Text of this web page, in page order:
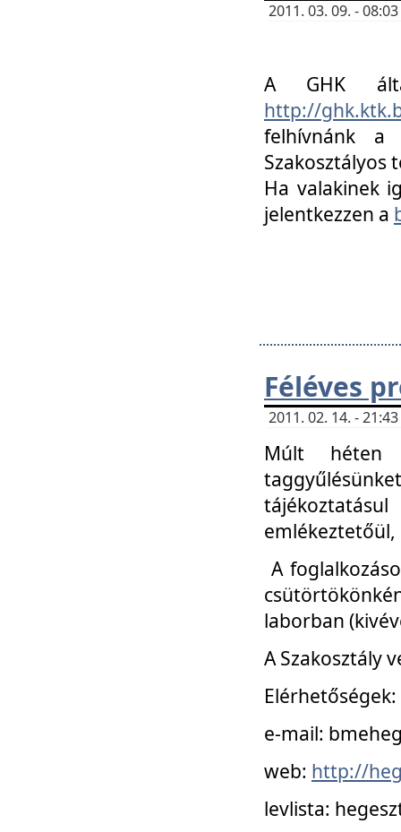
2011. 03. 09. -
A GHK
http://
felhívnánk a
Szakosztályos
Ha valakinek
jelentkezzen a
Féléves
2011. 02. 14. -
Múlt héten
emlékeztetőül,
A
laborban
A Szakosztály
Elérhetőségek:
e-mail:
web: http://
levlista: